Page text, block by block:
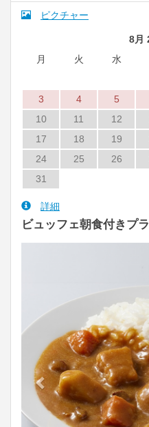
ピクチャー
8月
月
火 水
3
4 5
10
11 12
17
18 19
24
25 26
31
詳細
ビュッフェ朝食付きプ